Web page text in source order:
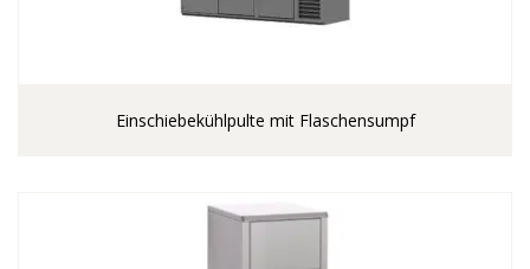
Einschiebekühlpulte mit Flaschensumpf